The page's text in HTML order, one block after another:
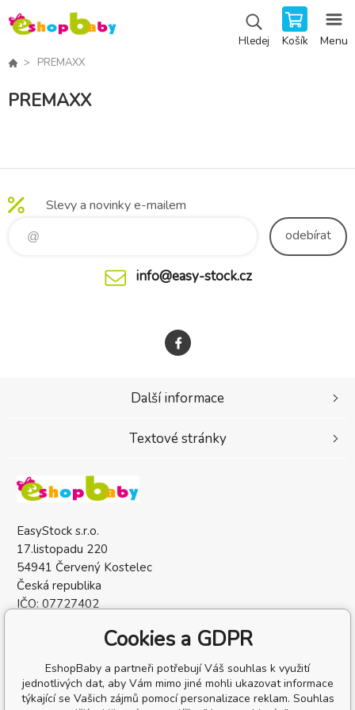
Hledej Košík Menu
PREMAXX
PREMAXX
Slevy a novinky e-mailem
odebírat
info@easy-stock.cz
EasyStock s.r.o.
17.listopadu 220
54941 Červený Kostelec
Česká republika
IČO: 07727402
Další informace
Textové stránky
Cookies a GDPR
EshopBaby a partneři potřebují Váš souhlas k využití
jednotlivých dat, aby Vám mimo jiné mohli ukazovat informace
týkající se Vašich zájmů pomocí personalizace reklam. Souhlas